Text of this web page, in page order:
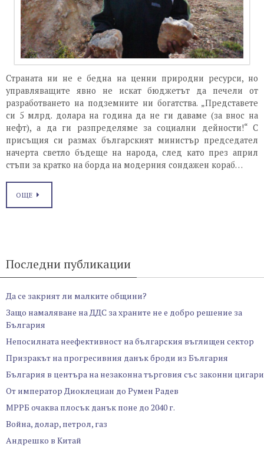
Страната ни не е бедна на ценни природни ресурси, но
управляващите явно не искат бюджетът да печели от
разработването на подземните ни богатства. „Представете
си 5 млрд. долара на година да не ги даваме (за внос на
нефт), а да ги разпределяме за социални дейности!“ С
присъщия си размах българският министър председател
начерта светло бъдеще на народа, след като през април
стъпи за кратко на борда на модерния сондажен кораб…
ОЩЕ
Последни публикации
Да се закрият ли малките общини?
Защо намаляване на ДДС за храните не е добро решение за
България
Непосилната неефективност на българския въглищен сектор
Призракът на прогресивния данък броди из България
България в центъра на незаконна търговия със законни цигари
От император Диоклециан до Румен Радев
МРРБ очаква плосък данък поне до 2040 г.
Война, долар, петрол, газ
Андрешко в Китай